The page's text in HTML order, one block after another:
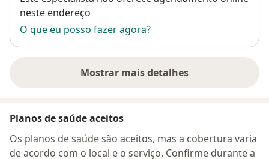
neste endereço
O que eu posso fazer agora?
Mostrar mais detalhes
sobre o endereço
Planos de saúde aceitos
Os planos de saúde são aceitos, mas a cobertura varia
de acordo com o local e o serviço. Confirme durante a